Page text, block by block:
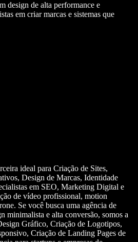
design de alta performance e
em criar marcas e sistemas que
ideal para Criação de Sites,
Design de Marcas, Identidade
em SEO, Marketing Digital e
de vídeo profissional, motion
Se você busca uma agência de
minimalista e alta conversão, somos a
Gráfico, Criação de Logotipos,
Criação de Landing Pages de